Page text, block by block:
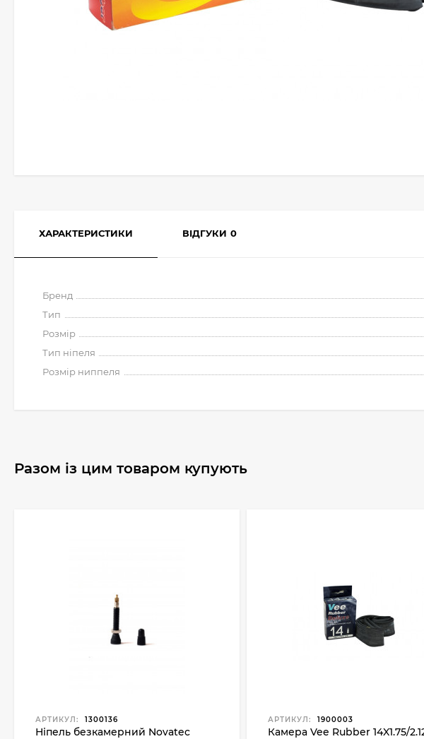
ХАРАКТЕРИСТИКИ ВІДГУКИ 0
Бренд
Тип
Розмір
Тип ніпеля
Розмір ниппеля
Разом із цим товаром купують
АРТИКУЛ: 1300136
Ніпель безкамерний Novatec
АРТИКУЛ: 1900003
Камера Vee Rubber 14X1.75/